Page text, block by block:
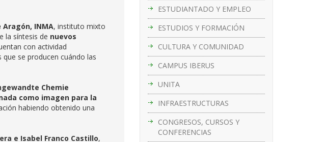
ESTUDIANTADO Y EMPLEO
ESTUDIOS Y FORMACIÓN
CULTURA Y COMUNIDAD
CAMPUS IBERUS
UNITA
INFRAESTRUCTURAS
CONGRESOS, CURSOS Y
CONFERENCIAS
INMA, instituto mixto
la síntesis de nuevos
con actividad
se producen cuándo las
Chemie
como imagen para la
habiendo obtenido una
e Isabel Franco Castillo,